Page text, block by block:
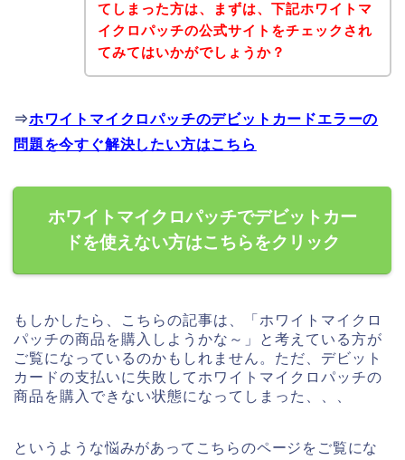
てしまった方は、まずは、下記ホワイトマ
イクロパッチの公式サイトをチェックされ
てみてはいかがでしょうか？
⇒ホワイトマイクロパッチのデビットカードエラーの
問題を今すぐ解決したい方はこちら
ホワイトマイクロパッチでデビットカー
ドを使えない方はこちらをクリック
もしかしたら、こちらの記事は、「ホワイトマイクロ
パッチの商品を購入しようかな～」と考えている方が
ご覧になっているのかもしれません。ただ、デビット
カードの支払いに失敗してホワイトマイクロパッチの
商品を購入できない状態になってしまった、、、
というような悩みがあってこちらのページをご覧にな